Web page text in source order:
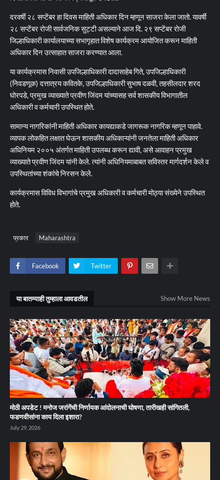
दरवर्षी २८ सप्टेंबर हा दिवस माहिती अधिकार दिन म्हणून साजरा केला जातो. यावर्षी
२८ सप्टेंबर रोजी सार्वजनिक सुट्टी असल्याने आज दि. २९ सप्टेंबर रोजी
जिल्हाधिकारी कार्यालयाच्या सभागृहात विशेष कार्यक्रम आयोजित करून माहिती
अधिकार दिन उत्साहात साजरा करण्यात आला.
या कार्यक्रमास निवासी उपजिल्हाधिकारी दादासाहेब गिते, उपजिल्हाधिकारी
(निवडणूक) दत्तात्रय कवितके, उपजिल्हाधिकारी सुभाष दळवी, तहसीलदार शरद
घोरपडे, प्रमुख व्याख्याते प्रवीण जिंदम यांच्यासह सर्व शासकीय विभागातील
अधिकारी व कर्मचारी उपस्थित होते.
सामान्य नागरिकांनी माहिती अधिकार कायद्याकडे जागरूक नागरिक म्हणून पाहावे.
व्यापक लोकहित लक्षात घेऊन शासकीय अधिकाऱ्यांनी जनतेला माहिती अधिकार
अधिनियम २००५ अंतर्गत माहिती उपलब्ध करून द्यावी, असे आवाहन प्रमुख
व्याख्याते प्रवीण जिंदम यांनी केले. त्यांनी अधिनियमाबाबत सविस्तर मार्गदर्शन केले व
उपस्थितांच्या शंकांचे निरसन केले.
कार्यक्रमास विविध विभागांचे प्रमुख अधिकारी व कर्मचारी मोठ्या संख्येने उपस्थित
होते.
प्रकार Maharashtra
Facebook Twitter
या बातम्याही तुम्हाला आवडतील Show More News
मोठी अपडेट ! मनोज जरांगेंची निर्णायक आंदोलनाची घोषणा, तारीखही सांगितली,
फडणवीसांना काय दिला इशारा?
July 29, 2026